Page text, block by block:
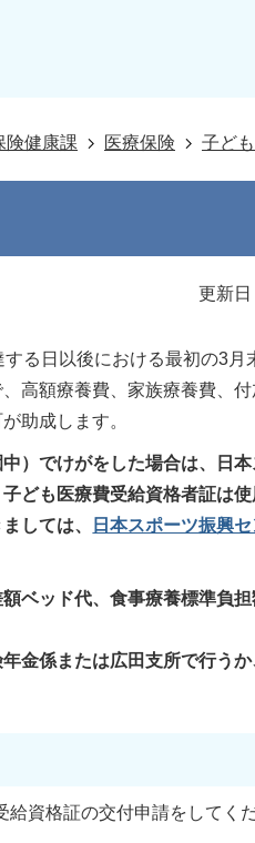
険健康課 医療保険 子ど
更新日
る日以後における最初の3月
高額療養費、家族療養費、
助成します。
）でけがをした場合は、日
ども医療費受給資格者証は
しては、
日本スポーツ振興
ベッド代、食事療養標準負
金係または広田支所で行う
資格証の交付申請をしてくだ